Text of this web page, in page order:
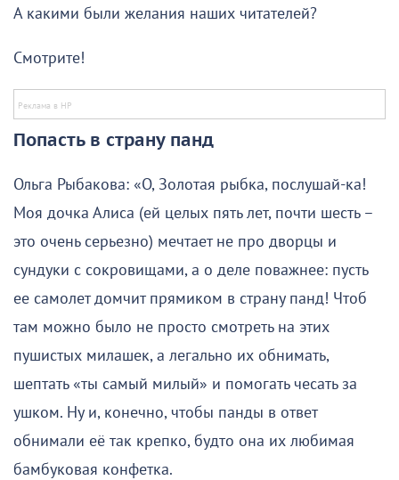
А какими были желания наших читателей?
Смотрите!
Попасть в страну панд
Ольга Рыбакова: «О, Золотая рыбка, послушай-ка!
Моя дочка Алиса (ей целых пять лет, почти шесть –
это очень серьезно) мечтает не про дворцы и
сундуки с сокровищами, а о деле поважнее: пусть
ее самолет домчит прямиком в страну панд! Чтоб
там можно было не просто смотреть на этих
пушистых милашек, а легально их обнимать,
шептать «ты самый милый» и помогать чесать за
ушком. Ну и, конечно, чтобы панды в ответ
обнимали её так крепко, будто она их любимая
бамбуковая конфетка.